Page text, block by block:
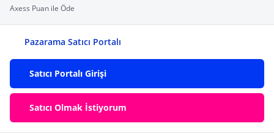
Axess Puan ile Öde
Pazarama Satıcı Portalı
Satıcı Portalı Girişi
Satıcı Olmak İstiyorum